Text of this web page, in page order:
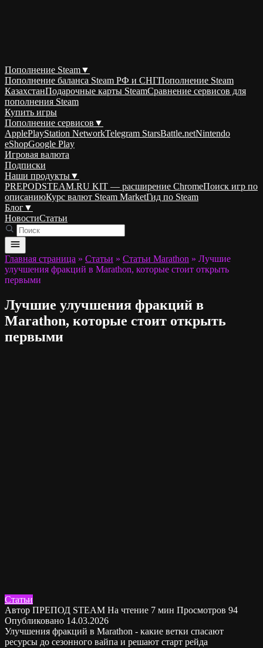
Пополнение Steam▼
Пополнение баланса Steam РФ и СНГПополнение Steam
КазахстанПодарочные карты SteamСравнение сервисов для
пополнения Steam
Купить игры
Пополнение сервисов ▼
ApplePlayStation NetworkTelegram StarsBattle.netNintendo
eShopGoogle Play
Игровая валюта
Подписки
Наши продукты▼
PREPODSTEAM.RU KIT — расширение ChromeПоиск игр по
описаниюКурс валют Steam MarketГид по Steam
Блог▼
НовостиСтатьи
Главная страница » Статьи » Статьи Marathon » Лучшие
улучшения фракций в Marathon, которые стоит открыть
первыми
Лучшие улучшения фракций в
Marathon, которые стоит открыть
первыми
Статьи
Автор ПРЕПОД STEAM На чтение 7 мин Просмотров 94
Опубликовано 14.03.2026
Улучшения фракций в Marathon - какие ветки спасают
ресурсы до сезонного вайпа и решают старт рейда